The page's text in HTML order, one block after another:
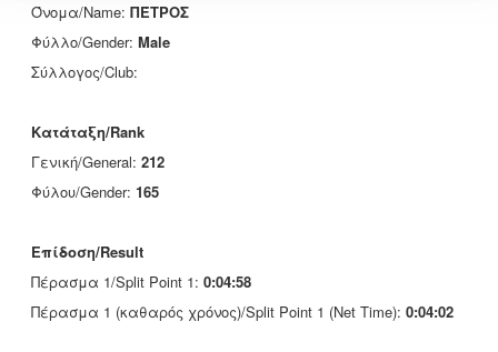
Όνομα/Name: ΠΈΤΡΟΣ
Φύλλο/Gender: Male
Σύλλογος/Club:
Κατάταξη/Rank
Γενική/General: 212
Φύλου/Gender: 165
Επίδοση/Result
Πέρασμα 1/Split Point 1: 0:04:58
Πέρασμα 1 (καθαρός χρόνος)/Split Point 1 (Net Time): 0:04:02